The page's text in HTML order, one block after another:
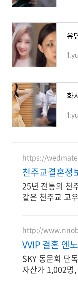
https://
천주교결혼정
상형 프로필
25년 전통의 천
같은 천주교 교
http://
VVIP 결혼 엔
류층 결정사
SKY 동문회 단
자산가 1,002명